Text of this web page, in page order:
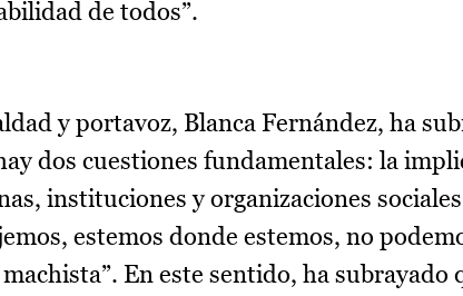
de todos”.
y portavoz, Blanca Fernández, ha
dos cuestiones fundamentales: la
instituciones y organizaciones
estemos donde estemos, no
En este sentido, ha subrayado